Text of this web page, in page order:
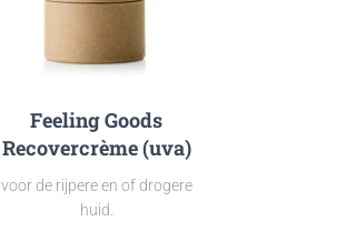
Feeling Goods
Recovercrème (uva)
voor de rijpere en of drogere
huid.